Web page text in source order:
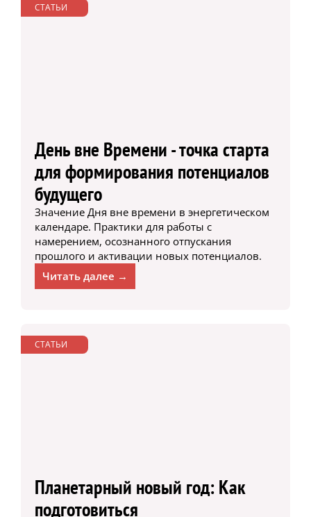
СТАТЬИ
День вне Времени - точка старта
для формирования потенциалов
будущего
Значение Дня вне времени в энергетическом
календаре. Практики для работы с
намерением, осознанного отпускания
прошлого и активации новых потенциалов.
Читать далее →
СТАТЬИ
Планетарный новый год: Как
подготовиться